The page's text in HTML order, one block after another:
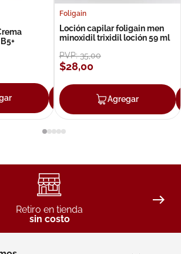
Agregar
Foligain
Loción capilar foligain men
minoxidil trixidil loción 59 ml
PVP:35,00
$28,00
Agregar
Retiro en tienda
sin costo